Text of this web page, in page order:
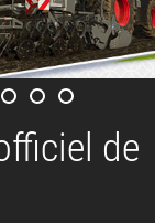
de